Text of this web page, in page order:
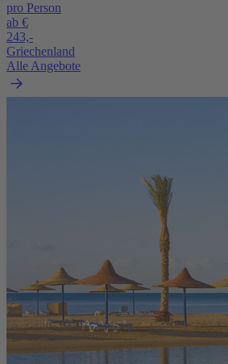
pro Person
ab €
243,-
Griechenland
Alle Angebote